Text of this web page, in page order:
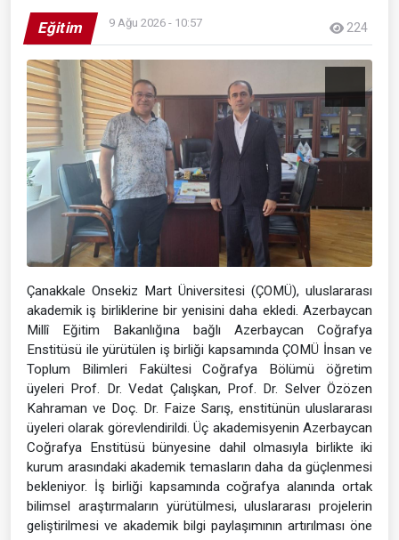
Eğitim 9 Ağu 2026 - 10:57 224
Çanakkale Onsekiz Mart Üniversitesi (ÇOMÜ), uluslararası
akademik iş birliklerine bir yenisini daha ekledi. Azerbaycan
Millî Eğitim Bakanlığına bağlı Azerbaycan Coğrafya
Enstitüsü ile yürütülen iş birliği kapsamında ÇOMÜ İnsan ve
Toplum Bilimleri Fakültesi Coğrafya Bölümü öğretim
üyeleri Prof. Dr. Vedat Çalışkan, Prof. Dr. Selver Özözen
Kahraman ve Doç. Dr. Faize Sarış, enstitünün uluslararası
üyeleri olarak görevlendirildi. Üç akademisyenin Azerbaycan
Coğrafya Enstitüsü bünyesine dahil olmasıyla birlikte iki
kurum arasındaki akademik temasların daha da güçlenmesi
bekleniyor. İş birliği kapsamında coğrafya alanında ortak
bilimsel araştırmaların yürütülmesi, uluslararası projelerin
geliştirilmesi ve akademik bilgi paylaşımının artırılması öne